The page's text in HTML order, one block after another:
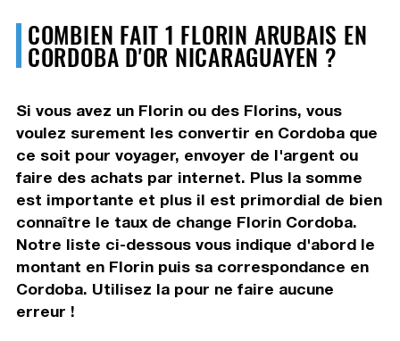
COMBIEN FAIT 1 FLORIN ARUBAIS EN
CORDOBA D'OR NICARAGUAYEN ?
Si vous avez un Florin ou des Florins, vous
voulez surement les convertir en Cordoba que
ce soit pour voyager, envoyer de l'argent ou
faire des achats par internet. Plus la somme
est importante et plus il est primordial de bien
connaître le taux de change Florin Cordoba.
Notre liste ci-dessous vous indique d'abord le
montant en Florin puis sa correspondance en
Cordoba. Utilisez la pour ne faire aucune
erreur !